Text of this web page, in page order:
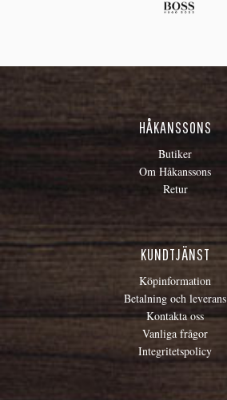
HÅKANSSONS
Butiker
Om Håkanssons
Retur
KUNDTJÄNST
Köpinformation
Betalning och leverans
Kontakta oss
Vanliga frågor
Integritetspolicy